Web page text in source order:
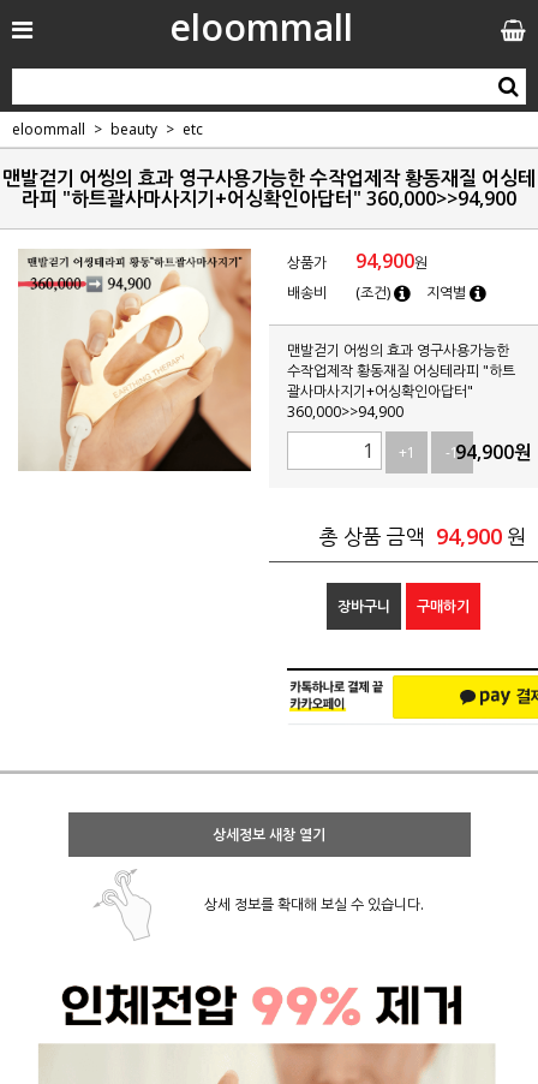
eloommall
eloommall beauty etc
맨발걷기 어씽의 효과 영구사용가능한 수작업제작 황동재질 어싱테
라피 "하트괄사마사지기+어싱확인아답터" 360,000>>94,900
상품가 94,900원
배송비
(조건) 지역별
맨발걷기 어씽의 효과 영구사용가능한
수작업제작 황동재질 어싱테라피 "하트
괄사마사지기+어싱확인아답터"
360,000>>94,900
+1
-194,900원
총 상품 금액 94,900 원
장바구니 구매하기
상세정보 새창 열기
상세 정보를 확대해 보실 수 있습니다.